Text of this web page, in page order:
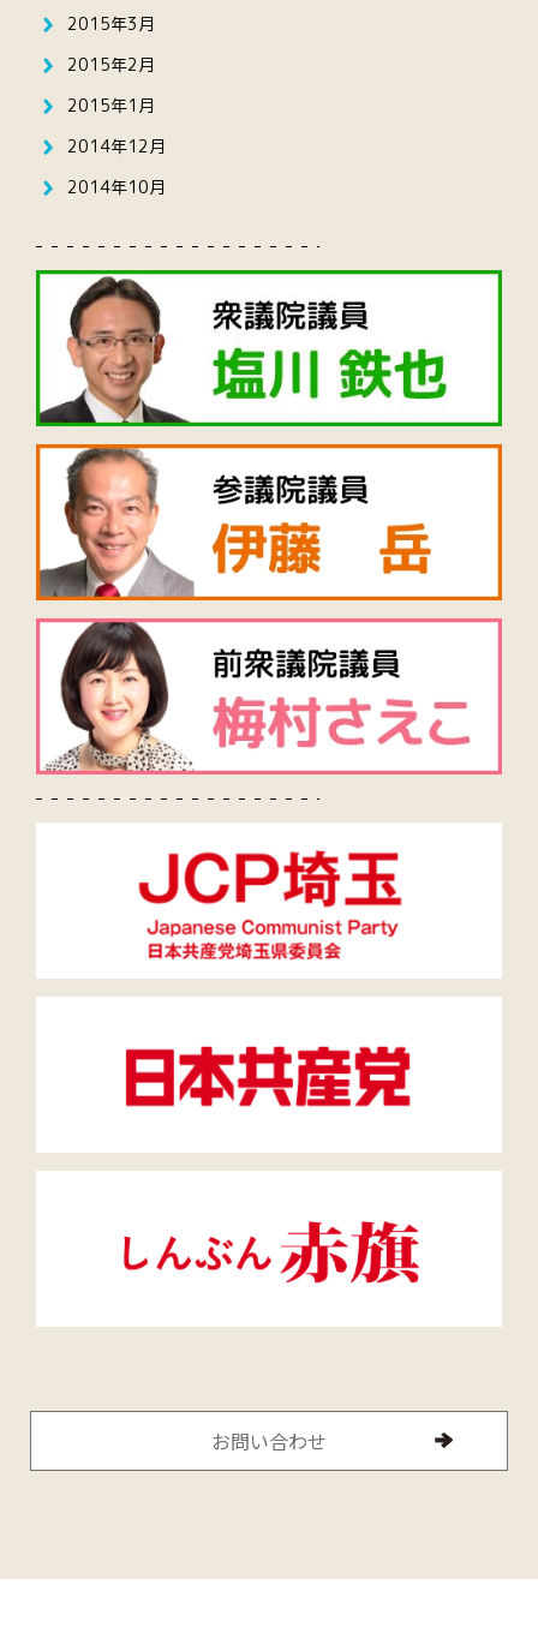
2015年3月
2015年2月
2015年1月
2014年12月
2014年10月
お問い合わせ